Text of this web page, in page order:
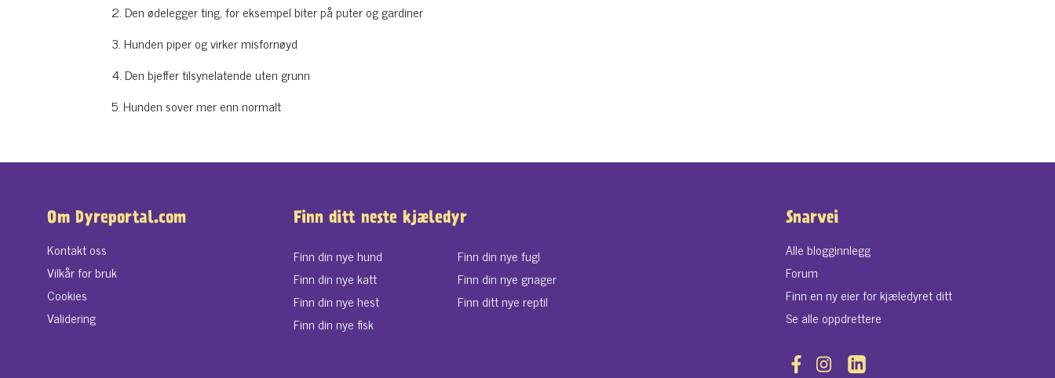
2. Den ødelegger ting, for eksempel biter på puter og gardiner
3. Hunden piper og virker misfornøyd
4. Den bjeffer tilsynelatende uten grunn
5. Hunden sover mer enn normalt
Om Dyreportal.com
Kontakt oss
Vilkår for bruk
Cookies
Validering
Finn ditt neste kjæledyr
Finn din nye hund
Finn din nye katt
Finn din nye hest
Finn din nye fisk
Finn din nye fugl
Finn din nye gnager
Finn ditt nye reptil
Snarvei
Alle blogginnlegg
Forum
Finn en ny eier for kjæledyret ditt
Se alle oppdrettere